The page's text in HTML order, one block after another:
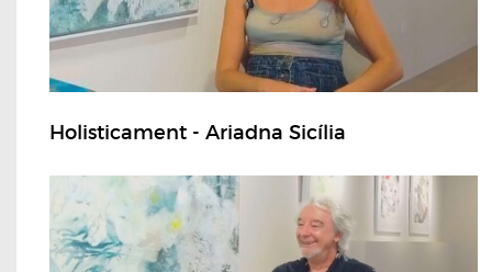
Holisticament - Ariadna Sicília